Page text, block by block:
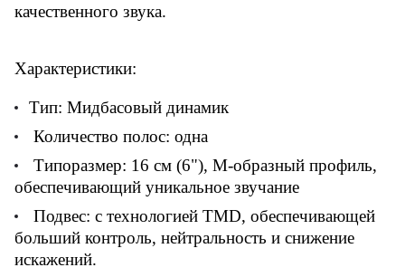
качественного звука.
Характеристики:
Тип: Мидбасовый динамик
Количество полос: одна
Типоразмер: 16 см (6"), М-образный профиль,
обеспечивающий уникальное звучание
Подвес: с технологией TMD, обеспечивающей
больший контроль, нейтральность и снижение
искажений.